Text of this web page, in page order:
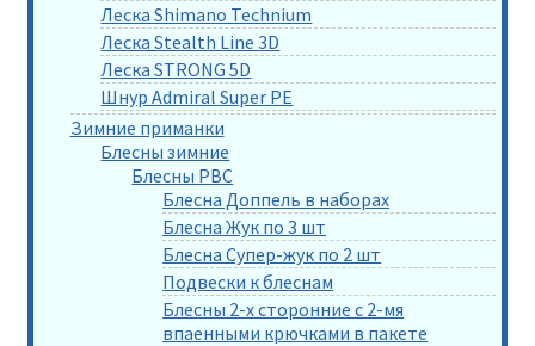
Леска Shimano Technium
Леска Stealth Line 3D
Леска STRONG 5D
Шнур Admiral Super PE
Зимние приманки
Блесны зимние
Блесны РВС
Блесна Доппель в наборах
Блесна Жук по 3 шт
Блесна Супер-жук по 2 шт
Подвески к блеснам
Блесны 2-х сторонние с 2-мя
впаенными крючками в пакете